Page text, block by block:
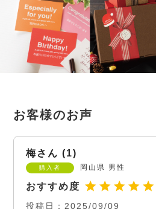
梅 1
購入者 岡山県 男性
投稿日 2025/09/09